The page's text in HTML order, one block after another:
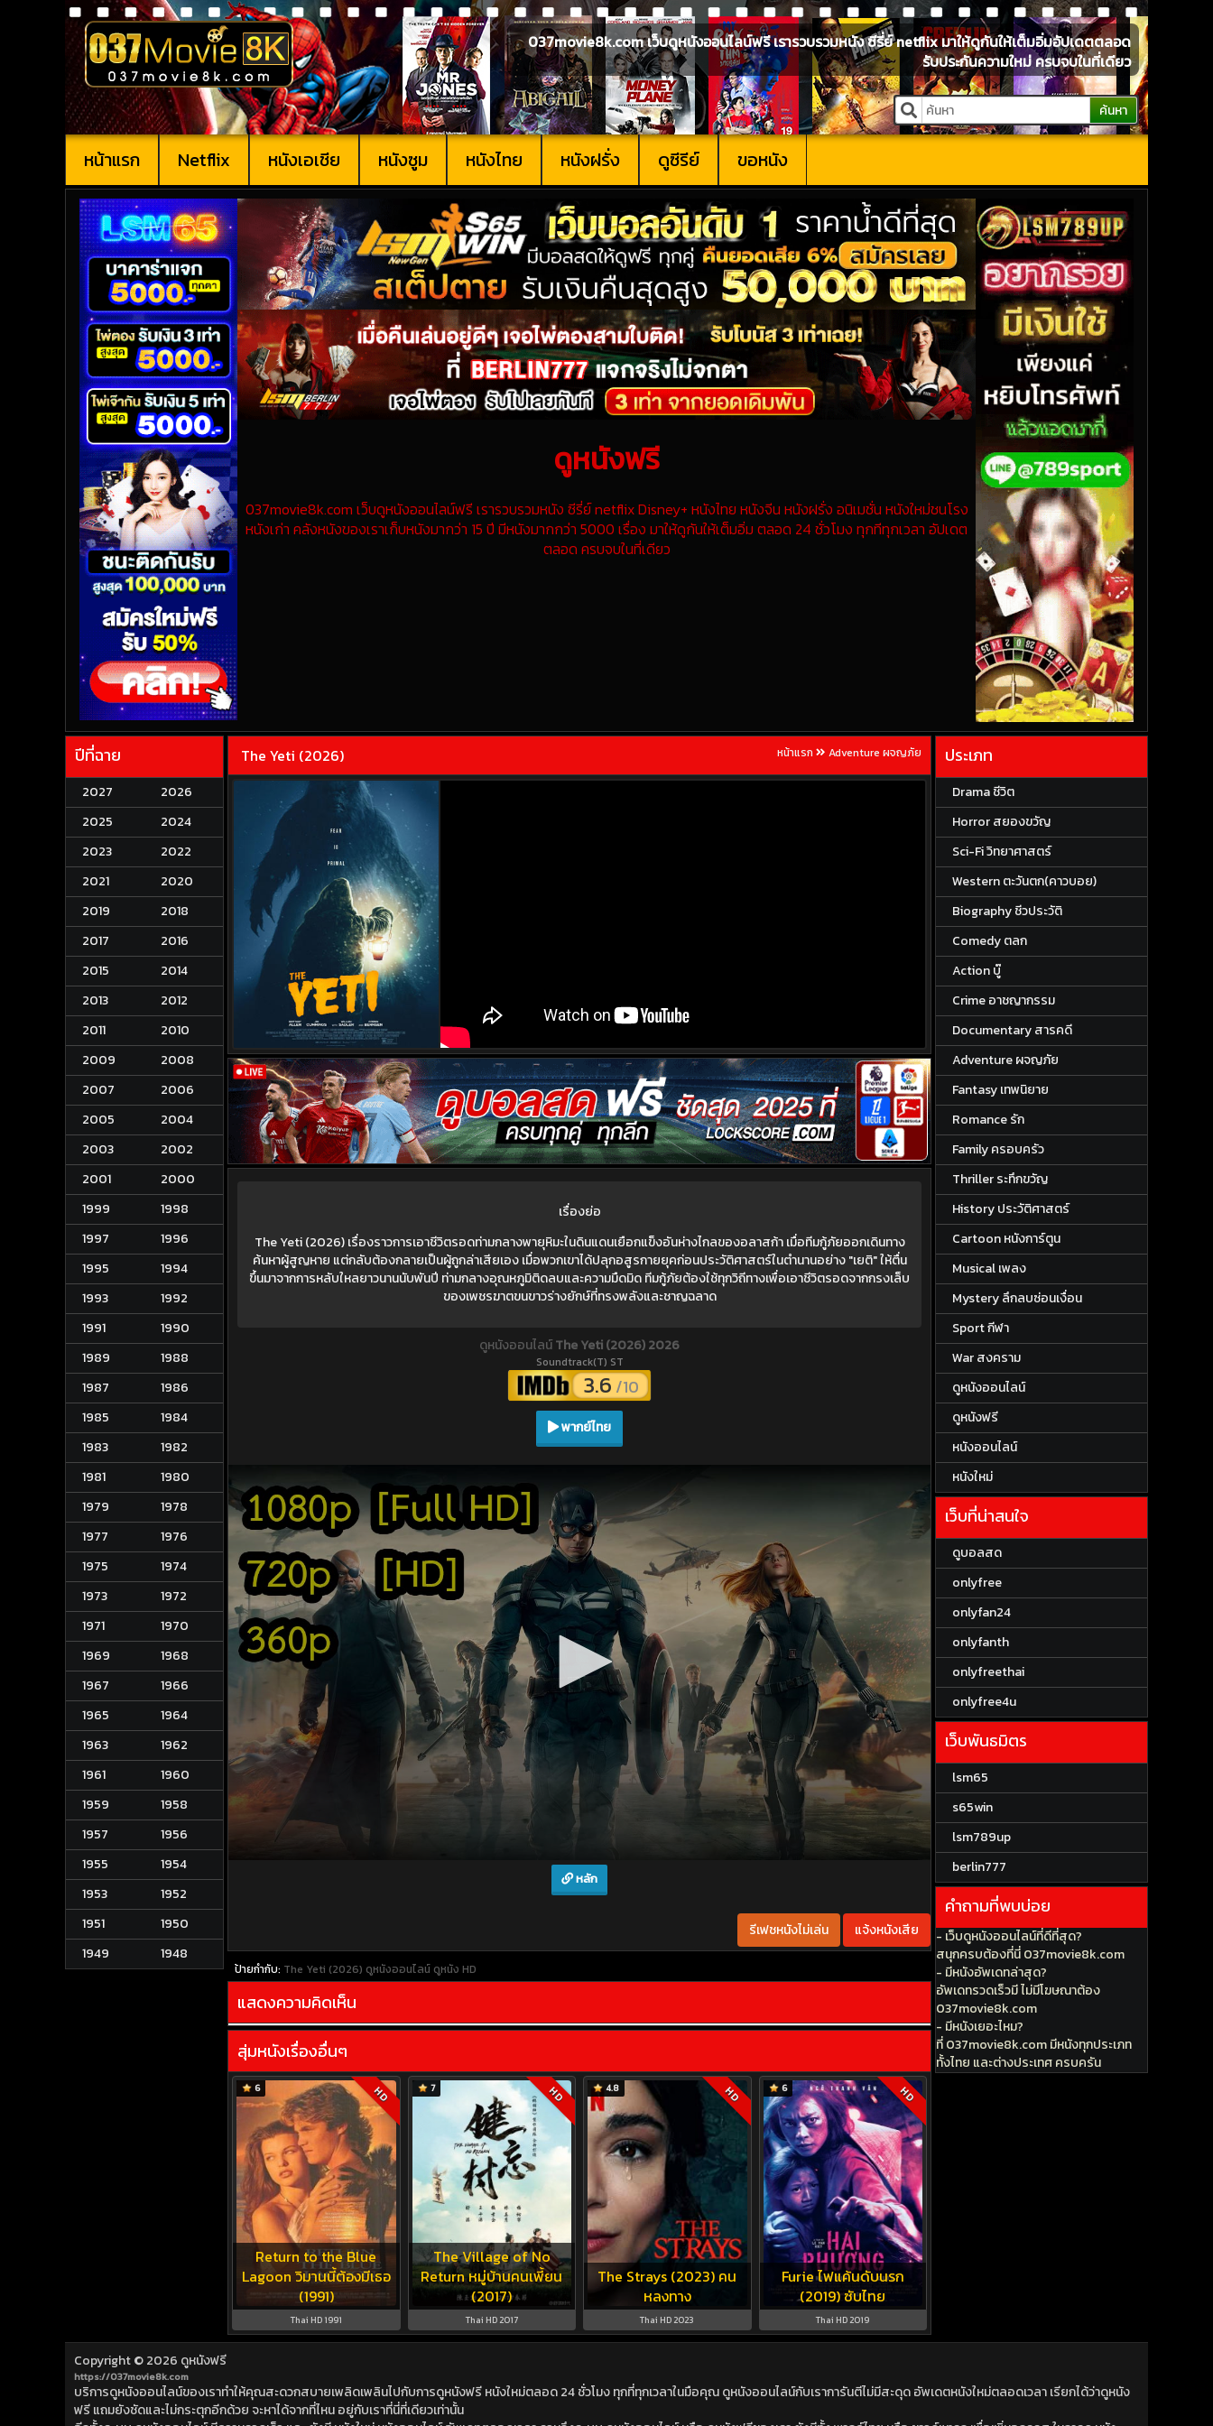
037movie8k.com เว็บดูหนังออนไลน์ฟรี เรารวบรวมหนัง ซีรี่ย์ netflix มาให้ดูกันให้เต็มอิ่มอัปเดตตลอด
รับประกันความใหม่ ครบจบในที่เดียว
ค้นหา
หน้าแรก Netflix หนังเอเชีย หนังซูม หนังไทย หนังฝรั่ง ดูซีรีย์ ขอหนัง
ดูหนังฟรี
037movie8k.com เว็บดูหนังออนไลน์ฟรี เรารวบรวมหนัง ซีรี่ย์ netflix Disney+ หนังไทย หนังจีน หนังฝรั่ง อนิเมชั่น หนังใหม่ชนโรง
หนังเก่า คลังหนังของเราเก็บหนังมากว่า 15 ปี มีหนังมากกว่า 5000 เรื่อง มาให้ดูกันให้เต็มอิ่ม ตลอด 24 ชั่วโมง ทุกทีทุกเวลา อัปเดต
ตลอด ครบจบในที่เดียว
ปีที่ฉาย
2027
2026
2025
2024
2023
2022
2021
2020
2019
2018
2017
2016
2015
2014
2013
2012
2011
2010
2009
2008
2007
2006
2005
2004
2003
2002
2001
2000
1999
1998
1997
1996
1995
1994
1993
1992
1991
1990
1989
1988
1987
1986
1985
1984
1983
1982
1981
1980
1979
1978
1977
1976
1975
1974
1973
1972
1971
1970
1969
1968
1967
1966
1965
1964
1963
1962
1961
1960
1959
1958
1957
1956
1955
1954
1953
1952
1951
1950
1949
1948
The Yeti (2026) หน้าแรก Adventure ผจญภัย
เรื่องย่อ
The Yeti (2026) เรื่องราวการเอาชีวิตรอดท่ามกลางพายุหิมะในดินแดนเยือกแข็งอันห่างไกลของอลาสก้า เมื่อทีมกู้ภัยออกเดินทาง
ค้นหาผู้สูญหาย แต่กลับต้องกลายเป็นผู้ถูกล่าเสียเอง เมื่อพวกเขาได้ปลุกอสูรกายยุคก่อนประวัติศาสตร์ในตำนานอย่าง "เยติ" ให้ตื่น
ขึ้นมาจากการหลับใหลยาวนานนับพันปี ท่ามกลางอุณหภูมิติดลบและความมืดมิด ทีมกู้ภัยต้องใช้ทุกวิถีทางเพื่อเอาชีวิตรอดจากกรงเล็บ
ของเพชรฆาตขนขาวร่างยักษ์ที่ทรงพลังและชาญฉลาด
ดูหนังออนไลน์The Yeti (2026) 2026
Soundtrack(T) ST
3.6 /10
พากย์ไทย
หลัก
รีเฟชหนังไม่เล่น แจ้งหนังเสีย
ป้ายกำกับ: The Yeti (2026) ดูหนังออนไลน์ ดูหนัง HD
แสดงความคิดเห็น
สุ่มหนังเรื่องอื่นๆ
Return to the Blue
Lagoon วิมานนี้ต้องมีเธอ
(1991)
6 HD
Thai HD 1991
The Village of No
Return หมู่บ้านคนเพี้ยน
(2017)
7 HD
Thai HD 2017
The Strays (2023) คน
หลงทาง
4.8 HD
Thai HD 2023
Furie ไฟแค้นดับนรก
(2019) ซับไทย
6 HD
Thai HD 2019
ประเภท
Drama ชีวิต
Horror สยองขวัญ
Sci-Fi วิทยาศาสตร์
Western ตะวันตก(คาวบอย)
Biography ชีวประวัติ
Comedy ตลก
Action บู๊
Crime อาชญากรรม
Documentary สารคดี
Adventure ผจญภัย
Fantasy เทพนิยาย
Romance รัก
Family ครอบครัว
Thriller ระทึกขวัญ
History ประวัติศาสตร์
Cartoon หนังการ์ตูน
Musical เพลง
Mystery ลึกลบซ่อนเงื่อน
Sport กีฬา
War สงคราม
ดูหนังออนไลน์
ดูหนังฟรี
หนังออนไลน์
หนังใหม่
เว็บที่น่าสนใจ
ดูบอลสด
onlyfree
onlyfan24
onlyfanth
onlyfreethai
onlyfree4u
เว็บพันธมิตร
lsm65
s65win
lsm789up
berlin777
คำถามที่พบบ่อย
- เว็บดูหนังออนไลน์ที่ดีที่สุด?
สนุกครบต้องที่นี่ 037movie8k.com
- มีหนังอัพเดทล่าสุด?
อัพเดทรวดเร็วมี ไม่มีโฆษณาต้อง
037movie8k.com
- มีหนังเยอะไหม?
ที่ 037movie8k.com มีหนังทุกประเภท
ทั้งไทย และต่างประเทศ ครบครัน
Copyright © 2026 ดูหนังฟรี
https://037movie8k.com
บริการดูหนังออนไลน์ของเราทำให้คุณสะดวกสบายเพลิดเพลินไปกับการดูหนังฟรี หนังใหม่ตลอด 24 ชั่วโมง ทุกที่ทุกเวลาในมือคุณ ดูหนังออนไลน์กับเราการันตีไม่มีสะดุด อัพเดตหนังใหม่ตลอดเวลา เรียกได้ว่าดูหนัง
ฟรี แถมยังชัดและไม่กระตุกอีกด้วย จะหาได้จากที่ไหน อยู่กับเราที่นี่ที่เดียวเท่านั้น